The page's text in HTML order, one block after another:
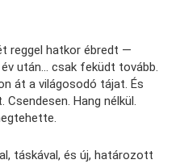
reggel hatkor ébredt —
után… csak feküdt tovább.
át a világosodó tájat. És
Hang nélkül.
táskával, és új, határozott